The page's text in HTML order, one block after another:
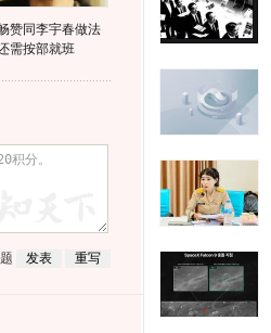
赞同李宇春做法
需按部就班